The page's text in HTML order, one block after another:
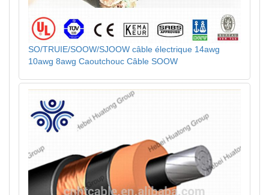
SO/TRUIE/SOOW/SJOOW câble électrique 14awg
10awg 8awg Caoutchouc Câble SOOW